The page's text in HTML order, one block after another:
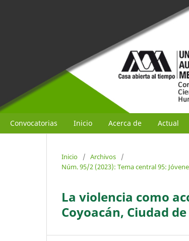
Convocatorias Inicio Acerca de Actual
Inicio / Archivos
/
Núm. 95/2 (2023): Tema central 95:
La violencia como
Coyoacán, Ciudad